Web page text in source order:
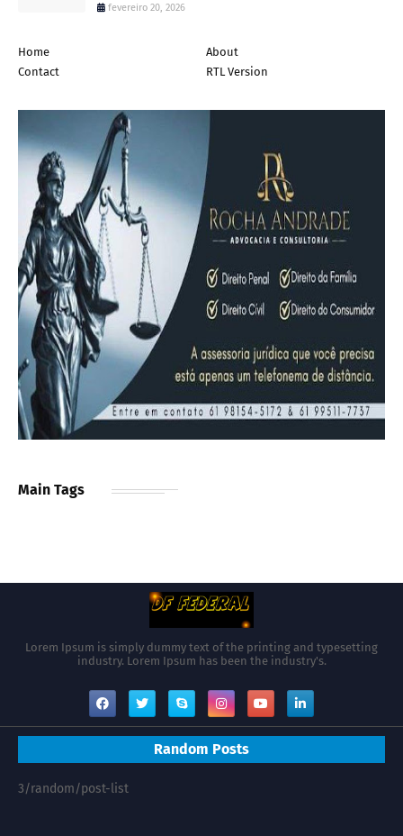
fevereiro 20, 2026
Home
About
Contact
RTL Version
Main Tags
Lorem Ipsum is simply dummy text of the printing and typesetting
industry. Lorem Ipsum has been the industry's.
Random Posts
3/random/post-list